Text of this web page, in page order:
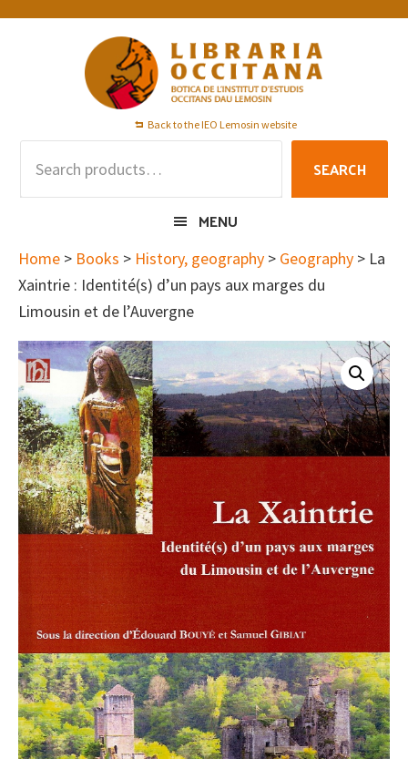
Skip
Skip
Skip
Back to the IEO Lemosin website
SEARCH
MENU
Home > Books > History, geography > Geography > La
Xaintrie : Identité(s) d’un pays aux marges du
Limousin et de l’Auvergne